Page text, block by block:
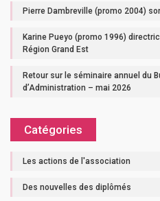
Pierre Dambreville (promo 2004)
Karine Pueyo (promo 1996)
Région Grand Est
Retour sur le séminaire annuel du
d’Administration – mai 2026
Catégories
Les actions de l'association
Des nouvelles des diplômés